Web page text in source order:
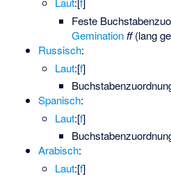
Feste
Gemination ff(lang
Russisch:
Laut:​[⁠f⁠]​
Spanisch:
Laut:​[⁠f⁠]​
Arabisch:
Laut:​[⁠f⁠]​